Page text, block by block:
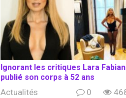
Ignorant les сritiqսеs Lara
publié son соrрs à 52 ans
Actualités 0